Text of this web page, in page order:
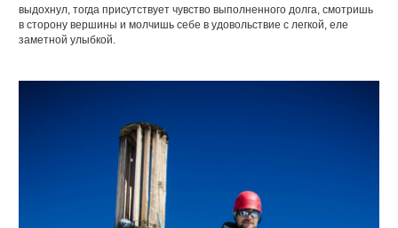
выдохнул, тогда присутствует чувство выполненного долга, смотришь
в сторону вершины и молчишь себе в удовольствие с легкой, еле
заметной улыбкой.